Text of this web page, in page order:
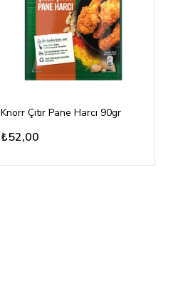
Knorr Çıtır Pane Harcı 90gr
₺52,00